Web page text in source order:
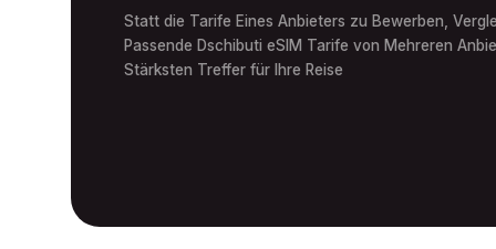
Statt die Tarife Eines Anbieters zu Bewerben,
Passende Dschibuti eSIM Tarife von Mehreren
Stärksten Treffer für Ihre Reise